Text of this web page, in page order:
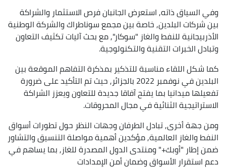
وفي السياق ذاته, استعرض الجانبان فرص الاستثمار والشراكة
بين شركات البلدين, خاصة بين مجمع سوناطراك والشركة الوطنية
الأذربيجانية للنفط والغاز "سوكار", مع بحث آليات تكثيف التعاون
وتبادل الخبرات التقنية والتكنولوجية.
كما شكل اللقاء مناسبة للتذكير بمذكرة التفاهم الموقعة بين
البلدين في نوفمبر 2022 بالجزائر, حيث تم التأكيد على ضرورة
تفعيلها ميدانيا بما يفتح آفاقا جديدة للتعاون ويعزز الشراكة
الاستراتيجية الثنائية في مجال المحروقات.
ومن جهة أخرى, تبادل الطرفان وجهات النظر حول تطورات أسواق
النفط والغاز العالمية, مؤكدين أهمية مواصلة التنسيق والتشاور
ضمن إطار "أوبك+" ومنتدى الدول المصدرة للغاز, بما يساهم في
دعم استقرار الأسواق وضمان أمن الإمدادات